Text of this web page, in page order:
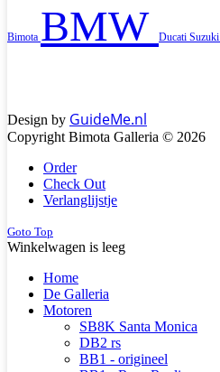
Bimota BMW Ducati Suzuki
Design by GuideMe.nl
Copyright Bimota Galleria © 2026
Order
Check Out
Verlanglijstje
Goto Top
Winkelwagen is leeg
Home
De Galleria
Motoren
SB8K Santa Monica
DB2 rs
BB1 - origineel